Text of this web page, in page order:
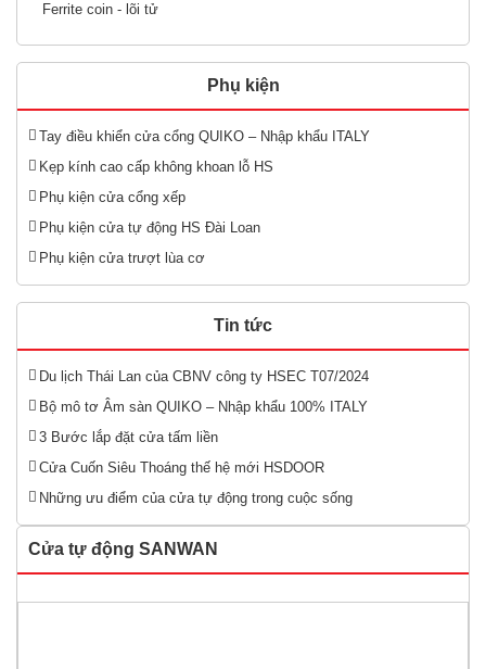
Ferrite coin - lõi tử
Phụ kiện
Tay điều khiển cửa cổng QUIKO – Nhập khẩu ITALY
Kẹp kính cao cấp không khoan lỗ HS
Phụ kiện cửa cổng xếp
Phụ kiện cửa tự động HS Đài Loan
Phụ kiện cửa trượt lùa cơ
Tin tức
Du lịch Thái Lan của CBNV công ty HSEC T07/2024
Bộ mô tơ Âm sàn QUIKO – Nhập khẩu 100% ITALY
3 Bước lắp đặt cửa tấm liền
Cửa Cuốn Siêu Thoáng thế hệ mới HSDOOR
Những ưu điểm của cửa tự động trong cuộc sống
Cửa tự động SANWAN